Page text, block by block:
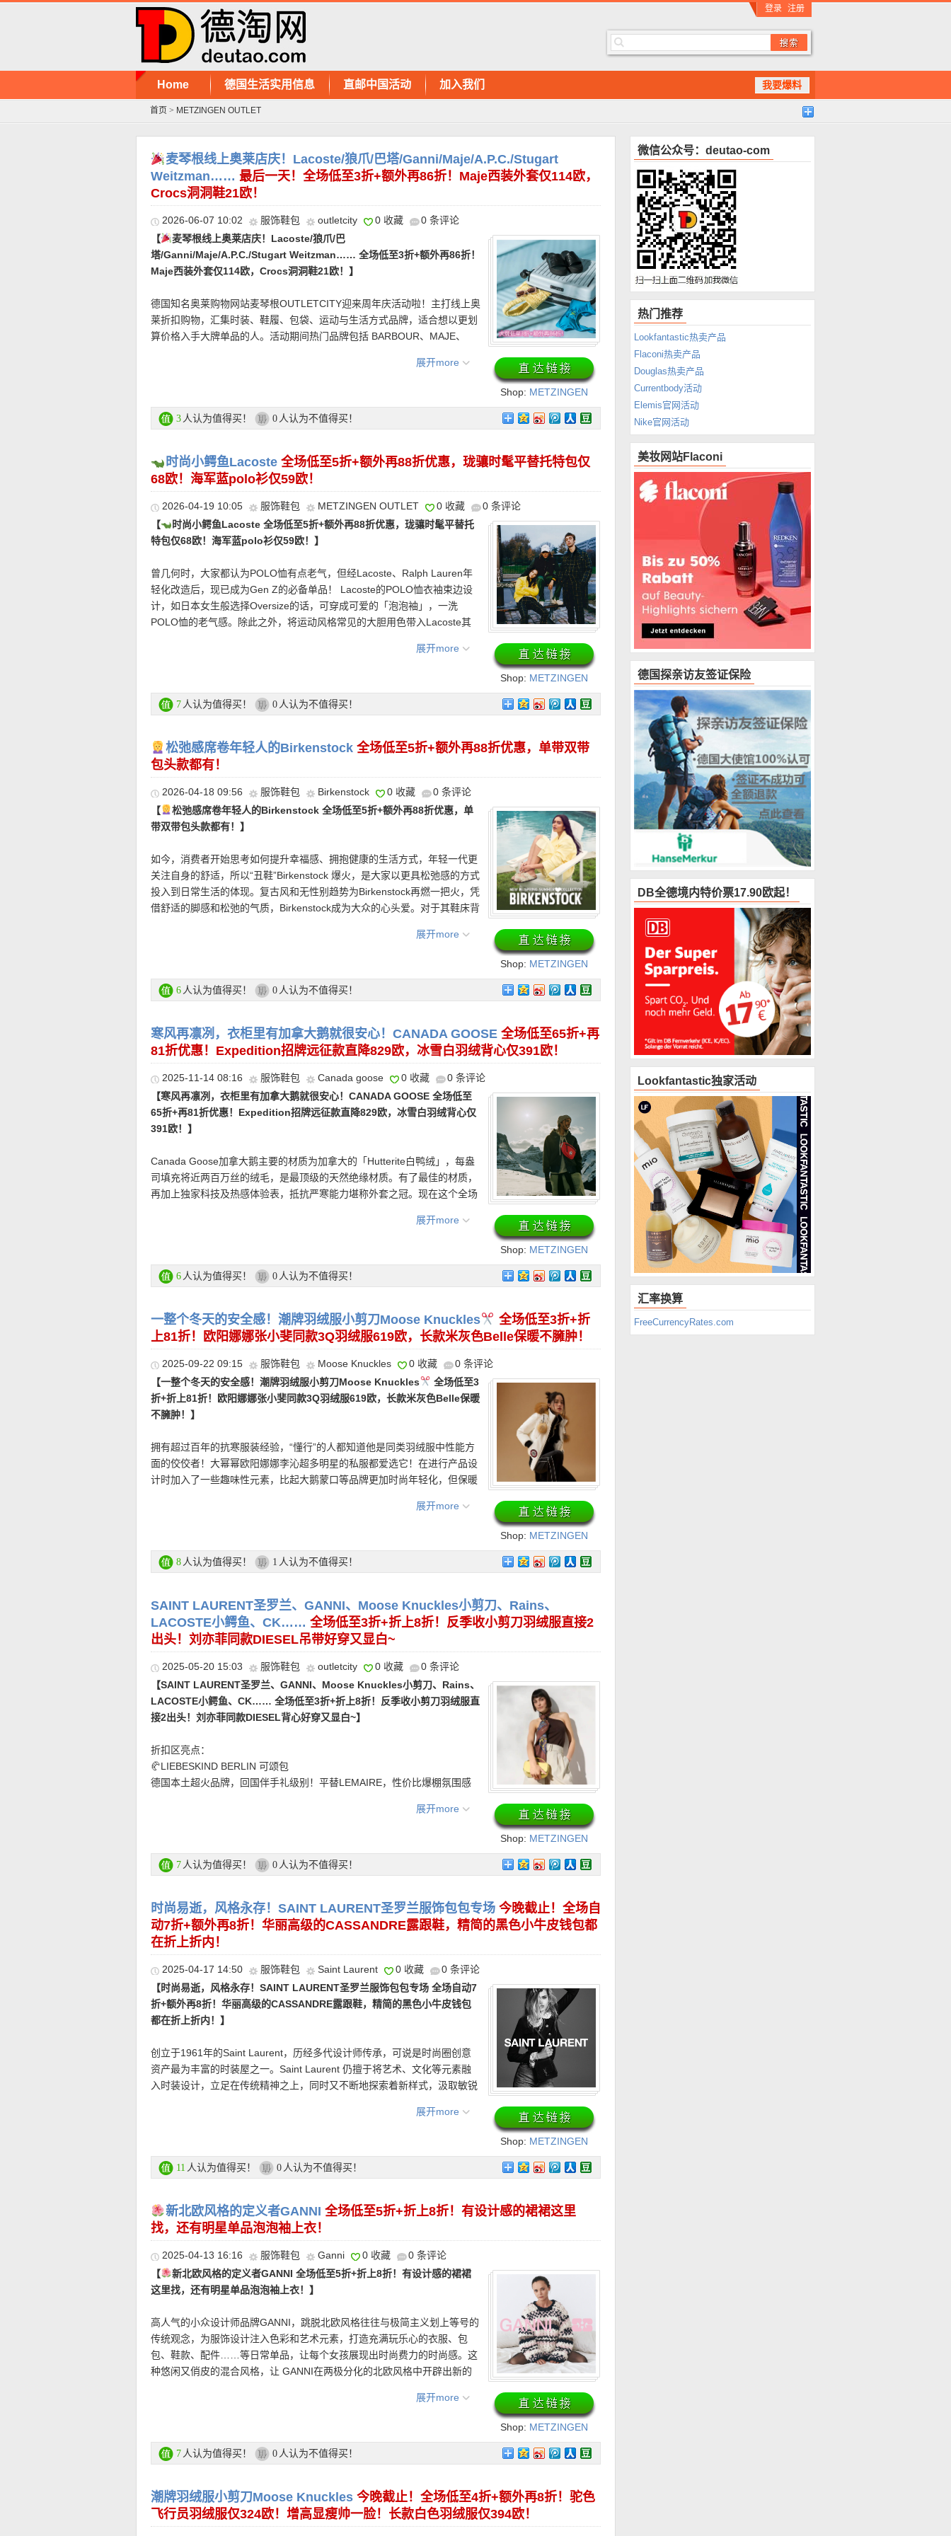
登录 注册
我要爆料
Home 德国生活实用信息 直邮中国活动 加入我们
首页 > METZINGEN OUTLET
麦琴根线上奥莱店庆！Lacoste/狼爪/巴塔/Ganni/Maje/A.P.C./Stugart
Weitzman…… 最后一天！全场低至3折+额外再86折！Maje西装外套仅114欧，
Crocs洞洞鞋21欧！
2026-06-07 10:02 服饰鞋包 outletcity 0 收藏 0 条评论
Shop: METZINGEN
OUTLET
【
麦琴根线上奥莱店庆！Lacoste/狼爪/巴
塔/Ganni/Maje/A.P.C./Stugart Weitzman…… 全场低至3折+额外再86折！
Maje西装外套仅114欧，Crocs洞洞鞋21欧！】
德国知名奥莱购物网站麦琴根OUTLETCITY迎来周年庆活动啦！主打线上奥
莱折扣购物，汇集时装、鞋履、包袋、运动与生活方式品牌，适合想以更划
算价格入手大牌单品的人。活动期间热门品牌包括 BARBOUR、MAJE、
注册后就能看到超值折扣价和购买哦！
• 购物金额100欧以下运费4.99欧|14天内免费退货~
• 支付方式: 信用卡(Visa / MasterCard / American Express)、Paypal、转
———–精选单品推荐———–
真皮材质，触感细腻，视觉上也更显高级。双色拼接让整体比基础纯色更有
层次，却不会过分张扬；圆头设计削弱了高跟鞋常见的攻击感，后空跟廓形
直达链接点此
西装的严肃感，却保留了利落剪裁带来的精致与气场。版型细节是这件西装
融入日常穿搭。
【ZIMMERMANN Ottie亚麻印花裙 折上折仅404欧，原价850欧！】
100%亚麻面料印上精致印花，将自然材质的清爽质感与品牌标志性的度假
不会过分贴身，而是保留一种松弛自然的轮廓。内里采用100% 棉质衬里，
【LACOSTE 法网系列托特包 折上折仅55欧，原价120欧！】
清爽气质结合。条纹设计让包身看起来更有节奏感，也呼应了网球场边、夏
日看台与法式学院风的轻盈氛围。相比普通纯色托特包，它多了一点运动俱
乐部感，不会过于正式，却能让简单穿搭显得更完整。
展开more
3 人认为值得买！ 0 人认为不值得买！
时尚小鳄鱼Lacoste 全场低至5折+额外再88折优惠，珑骧时髦平替托特包仅
68欧！海军蓝polo衫仅59欧！
2026-04-19 10:05 服饰鞋包 METZINGEN OUTLET 0 收藏 0 条评论
Shop: METZINGEN
OUTLET
【
时尚小鳄鱼Lacoste 全场低至5折+额外再88折优惠，珑骧时髦平替托
特包仅68欧！海军蓝polo衫仅59欧！】
曾几何时，大家都认为POLO恤有点老气，但经Lacoste、Ralph Lauren年
轻化改造后，现已成为Gen Z的必备单品！ Lacoste的POLO恤衣袖束边设
计，如日本女生般选择Oversize的话，可穿成可爱的「泡泡袖」，一洗
POLO恤的老气感。除此之外，将运动风格常见的大胆用色带入Lacoste其
Sized大轮廓，以及不对称解构设计，都让造型本身潮味十足。
注册后就能看到超值折扣价和购买哦！
• 购物金额100欧以下运费4.99欧|14天内免费退货~
• 支付方式: 信用卡(Visa / MasterCard / American Express)、Paypal、转
账、货到付款等。
———–精选单品推荐———–
幻视珑骧，设计更简约不
合高频通勤使用。宽敞内部空间，轻松容纳日常随身物品。双提手结构，肩
背或手提都自然顺手，适配不同出行场景。
直达链接点此
【Lacoste 海军蓝POLO短袖衫 折上折仅59欧，原价95欧！】男女同
款！深蓝色调介于正式与休闲之间，无论日常还是通勤，都能轻松融入各种
透气的珠地织法，让面料更有结构感，同时保持良好的舒适度。既有运动基
直达链接点此
【Lacoste 白色老爹鞋 折上折仅76欧，原价160欧！】同样是热门款，
多种材质拼接，但干净显质感。鞋面细致的穿孔设计，不仅提升透气性，也
在视觉上增加层次，让整体不再单调。鞋口加厚填充，长时间行走也能保持
直达链接点此
展开more
7 人认为值得买！ 0 人认为不值得买！
松弛感席卷年轻人的Birkenstock 全场低至5折+额外再88折优惠，单带双带
包头款都有！
2026-04-18 09:56 服饰鞋包 Birkenstock 0 收藏 0 条评论
Shop: METZINGEN
OUTLET
【
松弛感席卷年轻人的Birkenstock 全场低至5折+额外再88折优惠，单
带双带包头款都有！】
如今，消费者开始思考如何提升幸福感、拥抱健康的生活方式，年轻一代更
关注自身的舒适，所以“丑鞋”Birkenstock 爆火，是大家以更具松弛感的方式
投入到日常生活的体现。复古风和无性别趋势为Birkenstock再燃一把火，凭
借舒适的脚感和松弛的气质，Birkenstock成为大众的心头爱。对于其鞋床背
要来自欧洲的供应商，许多原料如软木、乳胶、黄麻和麂皮等均为纯天然来
Birkenstock 折上折活动链接在此
注册后就能看到超值折扣价和购买哦！
• 购物金额100欧以下运费4.99欧|14天内免费退货~
• 支付方式: 信用卡(Visa / MasterCard / American Express)、Paypal、转
账、货到付款等。
———–精选单品推荐———–
因为线条足够干净，反而显得更高级。是一眼就能认出的经典，也是每年夏
天都不会过时的存在。窄版设计更适合脚型偏瘦的人群，上脚轮廓更显精巧
直达链接点此
质，兼顾亲肤、耐磨与好打理的特性。既保留了简洁利落的外观，也让这双
鞋在日常生活里更加实穿，不用小心翼翼，反而更适合频繁出场。
直达链接点此
【BIRKENSTOCK Boston L黑色包头拖鞋 折上折仅104欧，原价150
鞋的随意感，皮革材质让整体气质瞬间更稳、更贵，也更适合融入当下流行
的静奢穿搭语境。
直达链接点此
展开more
6 人认为值得买！ 0 人认为不值得买！
寒风再凛冽，衣柜里有加拿大鹅就很安心！CANADA GOOSE 全场低至65折+再
81折优惠！Expedition招牌远征款直降829欧，冰雪白羽绒背心仅391欧！
2025-11-14 08:16 服饰鞋包 Canada goose 0 收藏 0 条评论
Shop: METZINGEN
OUTLET
【寒风再凛冽，衣柜里有加拿大鹅就很安心！CANADA GOOSE 全场低至
65折+再81折优惠！Expedition招牌远征款直降829欧，冰雪白羽绒背心仅
391欧！】
Canada Goose加拿大鹅主要的材质为加拿大的「Hutterite白鸭绒」，每盎
司填充将近两百万丝的绒毛，是最顶级的天然绝缘材质。有了最佳的材质，
再加上独家科技及热感体验表，抵抗严寒能力堪称外套之冠。现在这个全场
注册后就能看到超值折扣价和购买哦！
• 购物金额100欧以下运费4.99欧|14天内免费退货~
账、货到付款等。
【CANADA GOOSE Expedition远征羽绒服夹克 折上折直降829欧！】
最火的一只“大鹅”！Canada Goose 旗下超经典 Expedition Parka 是品牌最
纷纷穿上身，是冬日里品牌标识度最高最有时尚触感的选择哦！保暖程度超
级棒，抗风又暖和，零下20度也没在怕的！年关将至，红色在雪地拍照巨出
片！
直达链接点此
【CANADA GOOSE Killarney轻量夹克 折上折仅365欧，原价694
欧！】
极简，却无需解释的存在感。采用轻盈顺滑的面料，触感干爽利落，
立体剪裁，随时应对突如其来的风雨，低调但足够实用，在换季时可作为可
靠的通勤外套穿着。
直达链接点此
展开more
6 人认为值得买！ 0 人认为不值得买！
一整个冬天的安全感！潮牌羽绒服小剪刀Moose Knuckles
全场低至3折+折
上81折！欧阳娜娜张小斐同款3Q羽绒服619欧，长款米灰色Belle保暖不臃肿！
2025-09-22 09:15 服饰鞋包 Moose Knuckles 0 收藏 0 条评论
Shop: METZINGEN
OUTLET
【一整个冬天的安全感！潮牌羽绒服小剪刀Moose Knuckles
全场低至3
折+折上81折！欧阳娜娜张小斐同款3Q羽绒服619欧，长款米灰色Belle保暖
不臃肿！】
拥有超过百年的抗寒服装经验，“懂行”的人都知道他是同类羽绒服中性能方
面的佼佼者！大幂幂欧阳娜娜李沁超多明星的私服都爱选它！在进行产品设
计时加入了一些趣味性元素，比起大鹅蒙口等品牌更加时尚年轻化，但保暖
准，均使用养殖的蓝狐或蓝霜狐皮毛！等真正入冬再买就不是这个价了，早
折上折活动链接在此
注册后就能看到超值折扣价和购买哦！
• 购物金额100欧以下运费4.99欧|14天内免费退货~
账、货到付款等。
【MOOSE KNUCKLES 3Q LDS驼色羽绒服 折上折仅619欧，原价1095
欧！】 超多明星同款，驼色更是张小斐的机场街拍款。他家最保暖的款式之
人都知道他是同类羽绒服中性能方面的佼佼者！80/20鸭绒填充，修身短
款，DWR防泼水处理，有装饰有皮毛的可拆卸兜帽。长度适中，宽松度适
中，时尚街头感十足！
直达链接点此
【MOOSE KNUCKLES Belle长款羽绒服 折上折仅362欧，原价895
满的安全感。Belle羽绒服填充了轻质羽绒，保暖性极佳，非常适合抵御寒冷
天气。其时尚的米灰色设计比起黑色降低了更多视觉的沉重感，可调节的风
帽和合身的廓形既舒适又精致。耐用的面料和拉链口袋等实用功能，是冬季
展开more
8 人认为值得买！ 1 人认为不值得买！
SAINT LAURENT圣罗兰、GANNI、Moose Knuckles小剪刀、Rains、
LACOSTE小鳄鱼、CK…… 全场低至3折+折上8折！反季收小剪刀羽绒服直接2
出头！刘亦菲同款DIESEL吊带好穿又显白~
2025-05-20 15:03 服饰鞋包 outletcity 0 收藏 0 条评论
Shop: METZINGEN
OUTLET
【SAINT LAURENT圣罗兰、GANNI、Moose Knuckles小剪刀、Rains、
LACOSTE小鳄鱼、CK…… 全场低至3折+折上8折！反季收小剪刀羽绒服直
接2出头！刘亦菲同款DIESEL背心好穿又显白~】
折扣区亮点：
🥐LIEBESKIND BERLIN 可颂包
德国本土超火品牌，回国伴手礼级别！平替LEMAIRE，性价比爆棚氛围感
直接比秋冬便宜了三位数！他真的，我哭死！
空logo，气场与性感兼具。搭配牛仔裤或西装裤都超有态度，打造出圈造
型！
★ 新用户首单折上8折优惠码： NEU2025最低消费50欧！限时有效！
注册后就能看到超值折扣价和购买哦！
• 购物金额100欧以下运费4.99欧|14天内免费退货~
• 支付方式: 信用卡(Visa / MasterCard / American Express)、Paypal、转
账、货到付款等。
———–精选单品推荐———–
【MOOSE KNUCKLES Debbie Bomber飞行员羽绒夹克 折上折仅237
欧，原价995欧！】
技术面料防御冰雪天气，轻松诠释酷飒冬日格调。毛领
与绒球设计增添独特个性，衣袖嵌有实心金属徽标，尽显品牌经典特色工
艺。修身版型尽显利落姿态，黑色狐毛温暖中增添酷飒；驼色配色适配各种
直达链接点此
展开more
7 人认为值得买！ 0 人认为不值得买！
时尚易逝，风格永存！SAINT LAURENT圣罗兰服饰包包专场 今晚截止！全场自
动7折+额外再8折！华丽高级的CASSANDRE露跟鞋，精简的黑色小牛皮钱包都
在折上折内！
2025-04-17 14:50 服饰鞋包 Saint Laurent 0 收藏 0 条评论
Shop: METZINGEN
OUTLET
【时尚易逝，风格永存！SAINT LAURENT圣罗兰服饰包包专场 全场自动7
折+额外再8折！华丽高级的CASSANDRE露跟鞋，精简的黑色小牛皮钱包
都在折上折内！】
创立于1961年的Saint Laurent，历经多代设计师传承，可说是时尚圈创意
资产最为丰富的时装屋之一。Saint Laurent 仍擅于将艺术、文化等元素融
入时装设计，立足在传统精神之上，同时又不断地探索着新样式，汲取敏锐
• 购物金额100欧以下运费4.99欧|14天内免费退货~
• 支付方式: 信用卡(Visa / MasterCard / American Express)、Paypal、转
———–精选单品推荐———–
【SAINT LAURENT OPYUM凉鞋 折上折仅643欧，原价1150欧！】以
棕色皮革匠心打造，散发优雅气质。亮面皮革映照光影，时尚设计注入时尚
气息，既舒适又充满魅力。圣罗兰经典Cassandre Logo后跟和方形鞋头设
展开more
11 人认为值得买！ 0 人认为不值得买！
新北欧风格的定义者GANNI 全场低至5折+折上8折！有设计感的裙裙这里
找，还有明星单品泡泡袖上衣！
2025-04-13 16:16 服饰鞋包 Ganni 0 收藏 0 条评论
Shop: METZINGEN
OUTLET
【
新北欧风格的定义者GANNI 全场低至5折+折上8折！有设计感的裙裙
这里找，还有明星单品泡泡袖上衣！】
高人气的小众设计师品牌GANNI，跳脱北欧风格往往与极简主义划上等号的
传统观念，为服饰设计注入色彩和艺术元素，打造充满玩乐心的衣服、包
包、鞋款、配件……等日常单品，让每个女孩展现出时尚费力的时尚感。这
种悠闲又俏皮的混合风格，让 GANNI在两极分化的北欧风格中开辟出新的
费者！如果你有自己的穿搭腔调，不盲从快时尚，不妨来GANNI看看！
展开more
7 人认为值得买！ 0 人认为不值得买！
潮牌羽绒服小剪刀Moose Knuckles 今晚截止！全场低至4折+额外再8折！驼色
飞行员羽绒服仅324欧！增高显瘦帅一脸！长款白色羽绒服仅394欧！
微信公众号：deutao-com
热门推荐
Lookfantastic热卖产品
Flaconi热卖产品
Douglas热卖产品
Currentbody活动
Elemis官网活动
Nike官网活动
美妆网站Flaconi
德国探亲访友签证保险
DB全德境内特价票17.90欧起！
Lookfantastic独家活动
汇率换算
FreeCurrencyRates.com